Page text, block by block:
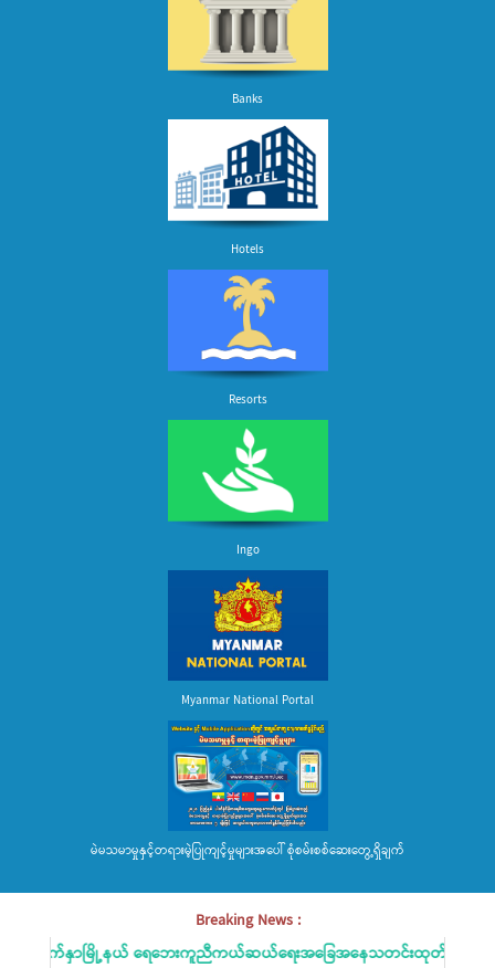
Banks
Hotels
Resorts
Ingo
Myanmar National Portal
မဲမသမာမှုနှင့်တရားမဲ့ပြုကျင့်မှုများအပေါ် စုံစမ်းစစ်ဆေးတွေ့ရှိချက်
Breaking News :
မျက်နှာမြို့နယ် ရေဘေးကူညီကယ်ဆယ်ရေးအခြေအနေသတင်းထုတ်ပြန်ခြင်း